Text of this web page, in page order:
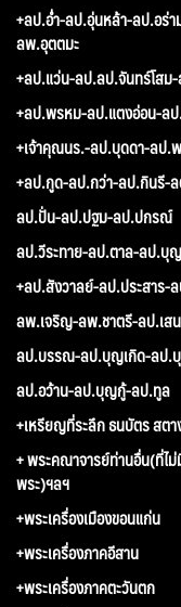
+ลป.อ่ำ-ลป.อุ่นหล้า-ลป.อร่
ลพ.อุตตมะ
+ลป.แว่น-ลป.ลป.จันทร์โสม
+ลป.พรหม-ลป.แตงอ่อน-ล
+เจ้าคุณนร.-ลป.บุดดา-ลป.
+ลป.กูด-ลป.กว่า-ลป.กินรี-
ลป.ปั่น-ลป.ปฐม-ลป.ปกรณ์
ลป.วีระทาย-ลป.ตาล-ลป.บุ
+ลป.สังวาลย์-ลป.ประสาร-
ลพ.เจริญ-ลพ.ชาตรี-ลป.เส
ลป.บรรณ-ลป.บุญเกิด-ลป.
ลป.อว้าน-ลป.บุญกู้-ลป.ทูล
+เหรียญที่ระลึก ธนบัตร สต
+ พระคณาจารย์ท่านอื่น(ที่ไ
พระ)ฯลฯ
+พระเครื่องเมืองขอนแก่น
+พระเครื่องภาคอีสาน
+พระเครื่องภาคตะวันตก